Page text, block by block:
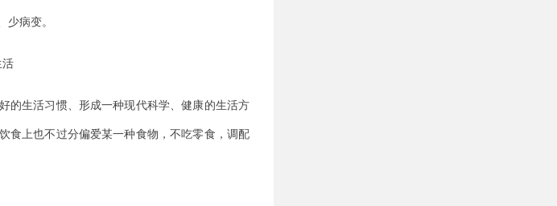
少病变。
生活习惯、形成一种现代科学、健康的生活方
食上也不过分偏爱某一种食物，不吃零食，调配